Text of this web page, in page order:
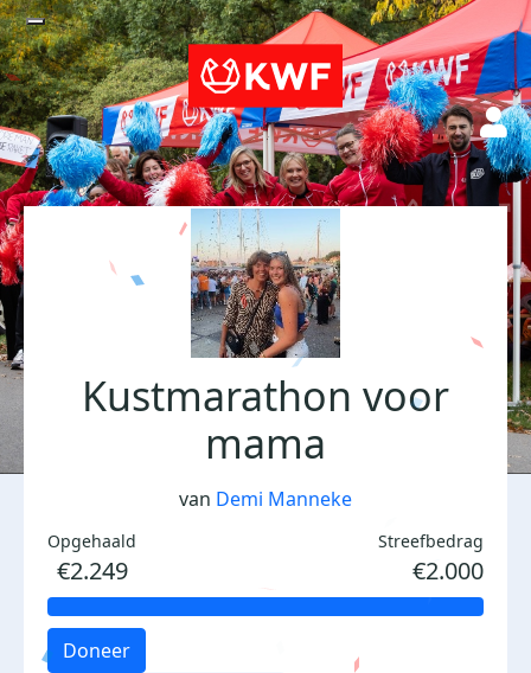
Kustmarathon voor
mama
van Demi Manneke
Opgehaald
€2.249
Streefbedrag
€2.000
Doneer